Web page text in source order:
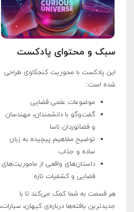
سبک و محتوای پادکست
این پادکست با محوریت کنجکاوی طراحی
شده است:
موضوعات علمی فضایی
گفت‌وگو با دانشمندان، مهندسان
و فضانوردان ناسا
توضیح مفاهیم پیچیده به زبان
ساده و جذاب
داستان‌های واقعی از ماموریت‌های
فضایی و کشفیات تازه
هر قسمت به شما کمک می‌کند تا با
جدیدترین یافته‌ها درباره‌ی کیهان، سیارات،